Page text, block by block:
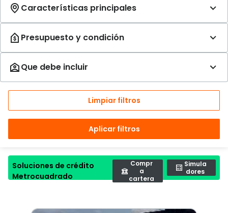
Limpiar filtros
Aplicar filtros
Soluciones de crédito
Metrocuadrado
Compr
a
cartera
Simula
dores